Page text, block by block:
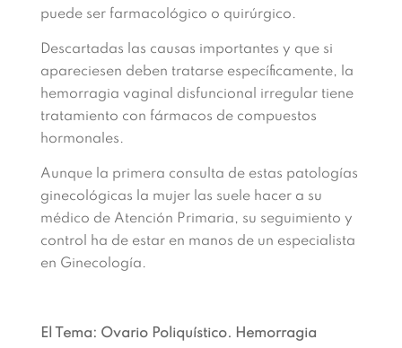
puede ser farmacológico o quirúrgico.
Descartadas las causas importantes y que si
apareciesen deben tratarse específicamente, la
hemorragia vaginal disfuncional irregular tiene
tratamiento con fármacos de compuestos
hormonales.
Aunque la primera consulta de estas patologías
ginecológicas la mujer las suele hacer a su
médico de Atención Primaria, su seguimiento y
control ha de estar en manos de un especialista
en Ginecología.
El Tema: Ovario Poliquístico. Hemorragia